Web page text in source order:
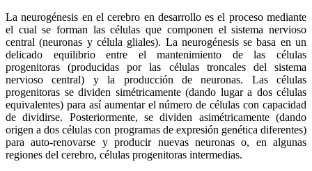
La neurogénesis en el cerebro en desarrollo es el proceso mediante
el cual se forman las células que componen el sistema nervioso
central (neuronas y célula gliales). La neurogénesis se basa en un
delicado equilibrio entre el mantenimiento de las células
progenitoras (producidas por las células troncales del sistema
nervioso central) y la producción de neuronas. Las células
progenitoras se dividen simétricamente (dando lugar a dos células
equivalentes) para así aumentar el número de células con capacidad
de dividirse. Posteriormente, se dividen asimétricamente (dando
origen a dos células con programas de expresión genética diferentes)
para auto-renovarse y producir nuevas neuronas o, en algunas
regiones del cerebro, células progenitoras intermedias.